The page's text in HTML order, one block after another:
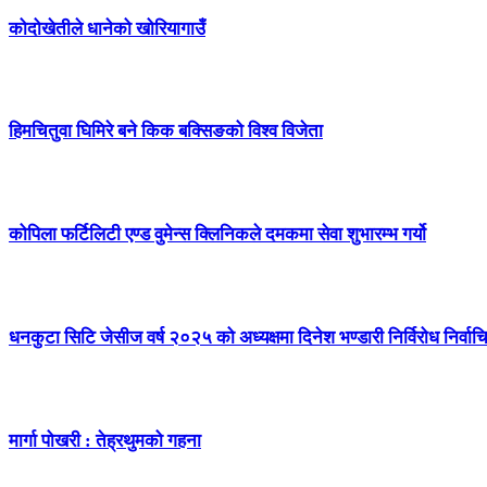
कोदोखेतीले धानेको खोरियागाउँ
हिमचितुवा घिमिरे बने किक बक्सिङको विश्व विजेता
कोपिला फर्टिलिटी एण्ड वुमेन्स क्लिनिकले दमकमा सेवा शुभारम्भ गर्यो
धनकुटा सिटि जेसीज वर्ष २०२५ को अध्यक्षमा दिनेश भण्डारी निर्विरोध
मार्गा पोखरी : तेह्रथुमको गहना